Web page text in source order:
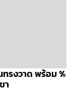
รงวาด พร้อม %
า